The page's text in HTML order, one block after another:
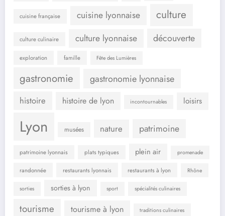
cuisine française cuisine lyonnaise culture
culture culinaire culture lyonnaise découverte
exploration famille Fête des Lumières
gastronomie gastronomie lyonnaise
histoire histoire de lyon incontournables loisirs
Lyon musées nature patrimoine
patrimoine lyonnais plats typiques plein air promenade
randonnée restaurants lyonnais restaurants à lyon Rhône
sorties sorties à lyon sport spécialités culinaires
tourisme tourisme à lyon traditions culinaires